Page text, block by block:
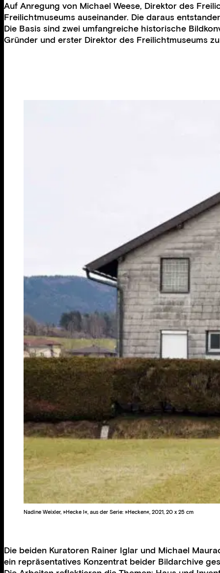
Auf Anregung von Michael Weese, Direktor des
Freilichtmuseums auseinander. Die daraus
Die Basis sind zwei umfangreiche historische
Gründer und erster Direktor des Freilichtmuseums
Nadine Weixler, »Hecke I«, aus der Serie: »Hecken«, 2021, 20 x 25 cm
Die beiden Kuratoren Rainer Iglar und Michael
ein repräsentatives Konzentrat beider Bildarchive